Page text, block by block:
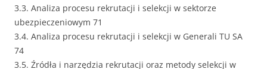
3.3. Analiza procesu rekrutacji i selekcji w sektorze
ubezpieczeniowym 71
3.4. Analiza procesu rekrutacji i selekcji w Generali TU SA
74
3.5. Źródła i narzędzia rekrutacji oraz metody selekcji w